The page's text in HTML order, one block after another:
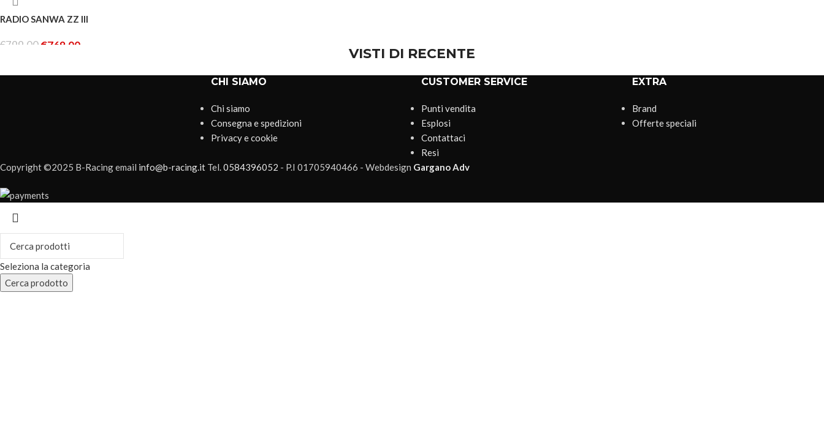
LEGGI TUTTO
RADIO SANWA ZZ III
€799.00€769.00
VISTI DI RECENTE
CHI SIAMO
Chi siamo
Consegna e spedizioni
Privacy e cookie
CUSTOMER SERVICE
Punti vendita
Esplosi
Contattaci
Resi
EXTRA
Brand
Offerte speciali
Copyright ©2025 B-Racing email info@b-racing.it Tel.0584396052 - P.I 01705940466 - Webdesign Gargano Adv
Seleziona la categoria
Cerca prodotto